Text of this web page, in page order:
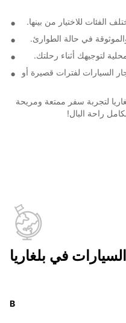
الفئات للاختيار من بينها.
في حالة الطوارئ.
لتوجيهك أثناء رحلتك.
السيارات لفترات قصيرة أو
لتجربة سفر ممتعة ومريحة
راحة البال!
في بلغاريا
B